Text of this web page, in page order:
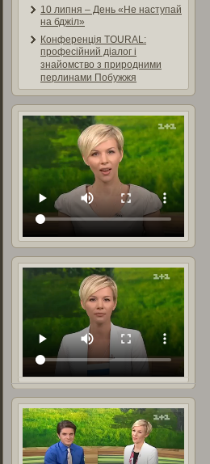
10 липня – День «Не наступай
на бджіл»
Конференція TOURAL:
професійний діалог і
знайомство з природними
перлинами Побужжя